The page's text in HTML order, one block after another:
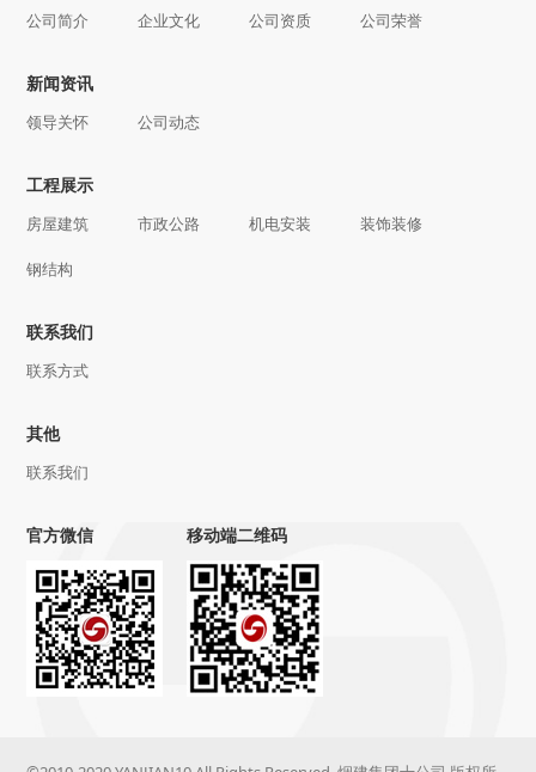
公司简介 企业文化 公司资质 公司荣誉
新闻资讯
领导关怀 公司动态
工程展示
房屋建筑 市政公路 机电安装 装饰装修
钢结构
联系我们
联系方式
其他
联系我们
官方微信 移动端二维码